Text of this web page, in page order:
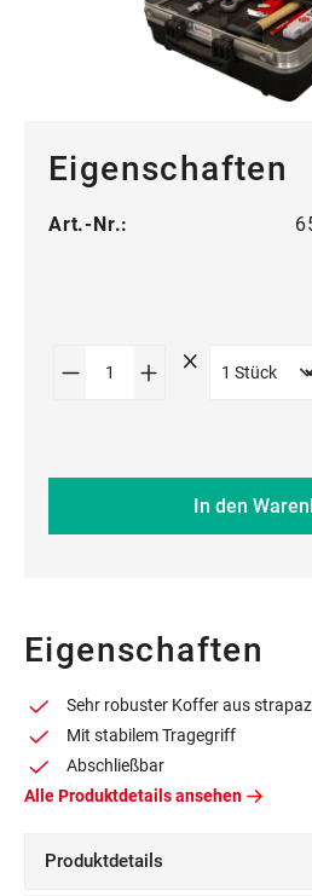
Eigenschaften
Art.-Nr.:
Produkt Anzahl: Gib
In den
Eigenschaften
Sehr robuster Koffer aus
Mit stabilem Tragegriff
Abschließbar
Alle Produktdetails ansehen
Produktdetails